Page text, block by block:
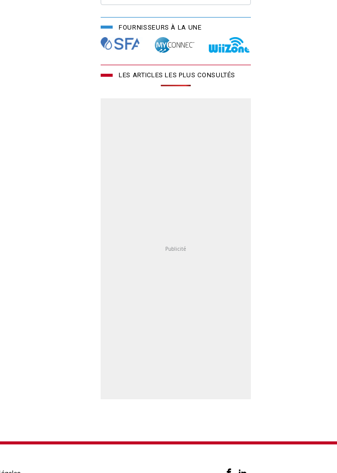
FOURNISSEURS À LA UNE
LES ARTICLES LES PLUS CONSULTÉS